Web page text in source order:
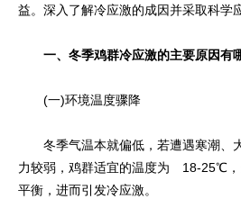
益。深入了解冷应激的成因并采取科学
一、冬季鸡群冷应激的主要原因有
(一)环境温度骤降
冬季气温本就偏低，若遭遇寒潮、
力较弱，鸡群适宜的温度为 18-25℃，
平衡，进而引发冷应激。